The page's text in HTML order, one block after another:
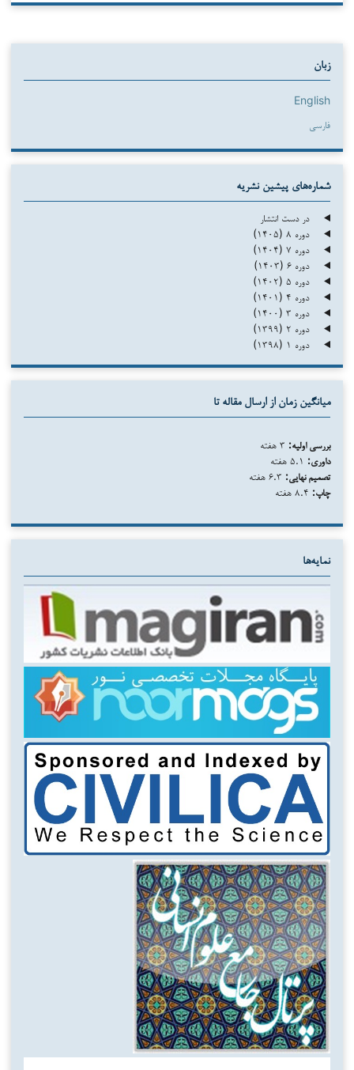
زبان
English
فارسی
شماره‌های پیشین نشریه
در دست انتشار
دوره ۸ (۱۴۰۵)
دوره ۷ (۱۴۰۴)
دوره ۶ (۱۴۰۳)
دوره ۵ (۱۴۰۲)
دوره ۴ (۱۴۰۱)
دوره ۳ (۱۴۰۰)
دوره ۲ (۱۳۹۹)
دوره ۱ (۱۳۹۸)
میانگین زمان از ارسال مقاله تا
بررسی اولیه:
داوری:
تصمیم نهایی:
چاپ:
نمایه‌ها